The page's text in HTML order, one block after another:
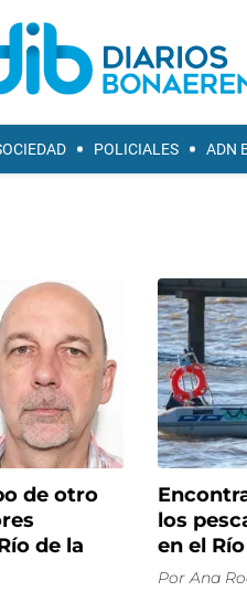
POLICIALES ADN
de otro
de la
los
en el
Por Ana